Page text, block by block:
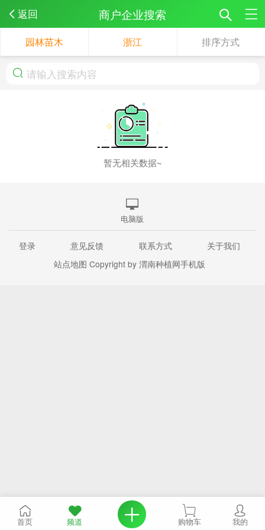
返回 商户企业搜索
园林苗木 浙江 排序方式
暂无相关数据~
电脑版
登录 意见反馈 联系方式
关于我们
站点地图 Copyright by 渭南种植网手机版
首页 频道 购物车 我的